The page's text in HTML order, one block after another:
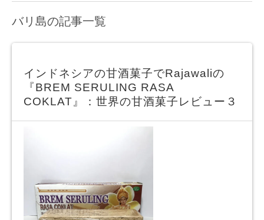
バリ島の記事一覧
インドネシアの甘酒菓子でRajawaliの
『BREM SERULING RASA
COKLAT』：世界の甘酒菓子レビュー３